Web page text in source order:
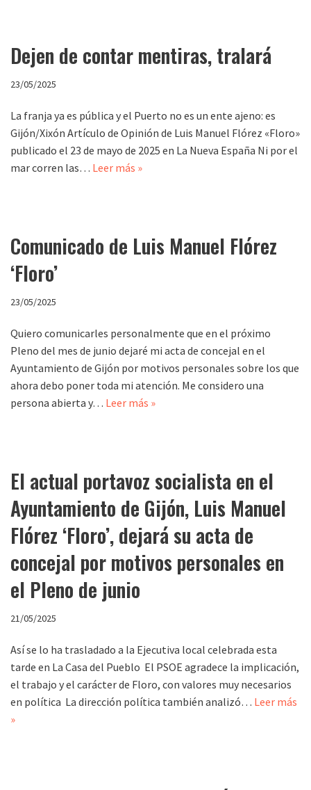
Dejen de contar mentiras, tralará
23/05/2025
La franja ya es pública y el Puerto no es un ente ajeno: es
Gijón/Xixón Artículo de Opinión de Luis Manuel Flórez «Floro»
publicado el 23 de mayo de 2025 en La Nueva España Ni por el
mar corren las… Leer más »
Comunicado de Luis Manuel Flórez
‘Floro’
23/05/2025
Quiero comunicarles personalmente que en el próximo
Pleno del mes de junio dejaré mi acta de concejal en el
Ayuntamiento de Gijón por motivos personales sobre los que
ahora debo poner toda mi atención. Me considero una
persona abierta y… Leer más »
El actual portavoz socialista en el
Ayuntamiento de Gijón, Luis Manuel
Flórez ‘Floro’, dejará su acta de
concejal por motivos personales en
el Pleno de junio
21/05/2025
Así se lo ha trasladado a la Ejecutiva local celebrada esta
tarde en La Casa del Pueblo El PSOE agradece la implicación,
el trabajo y el carácter de Floro, con valores muy necesarios
en política La dirección política también analizó… Leer más
»